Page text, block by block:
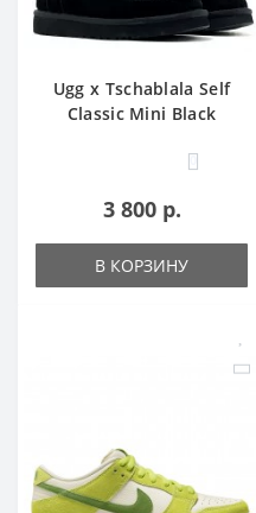
Ugg x Tschablala Self
Classic Mini Black
0
3 800 р.
В КОРЗИНУ